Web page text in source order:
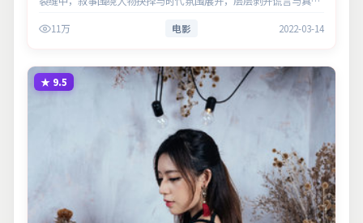
11万 电影 2022-03-14
★ 9.5